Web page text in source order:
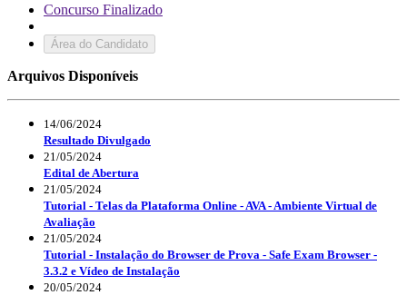
Concurso Finalizado
Área do Candidato
Arquivos Disponíveis
14/06/2024
Resultado Divulgado
21/05/2024
Edital de Abertura
21/05/2024
Tutorial - Telas da Plataforma Online - AVA - Ambiente Virtual de
Avaliação
21/05/2024
Tutorial - Instalação do Browser de Prova - Safe Exam Browser -
3.3.2 e Vídeo de Instalação
20/05/2024